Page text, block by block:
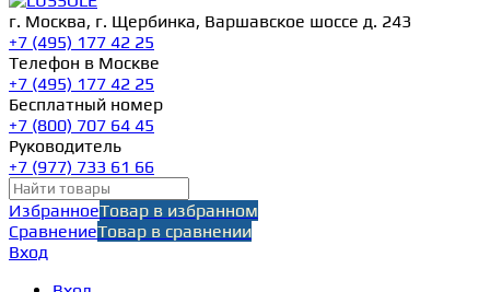
г. Москва, г. Щербинка, Варшавское шоссе д. 243
+7 (495) 177 42 25
Телефон в Москве
+7 (495) 177 42 25
Бесплатный номер
+7 (800) 707 64 45
Руководитель
+7 (977) 733 61 66
ИзбранноеТовар в избранном
СравнениеТовар в сравнении
Вход